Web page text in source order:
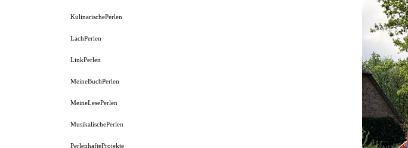
KulinarischePerlen
LachPerlen
LinkPerlen
MeineBuchPerlen
MeineLesePerlen
MusikalischePerlen
PerlenhafteProjekte